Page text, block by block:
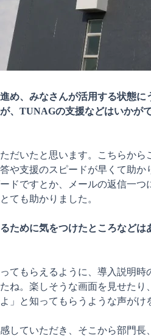
め、みなさんが活用する状態に
、TUNAGの支援などはいかが
だいたと思います。こちらから
や支援のスピードが早くて助か
ドですとか、メールの返信一つ
ても助かりました。
ために気をつけたところなどは
てもらえるように、導入説明時
ね。楽しそうな画面を見せたり
」と知ってもらうような声がけ
していただき、そこから部門長